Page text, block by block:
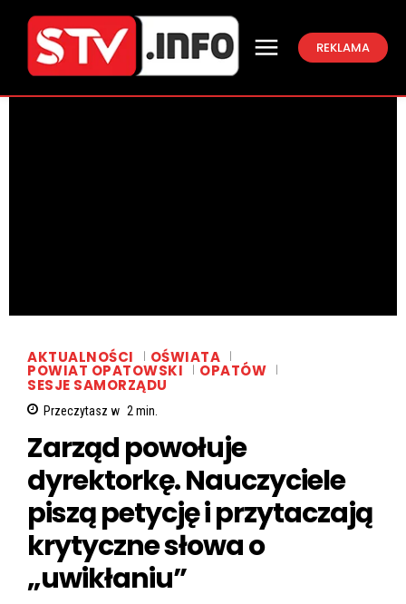
REKLAMA
AKTUALNOŚCI OŚWIATA
POWIAT OPATOWSKI OPATÓW
SESJE SAMORZĄDU
Przeczytasz w 2min.
Zarząd powołuje
dyrektorkę. Nauczyciele
piszą petycję i przytaczają
krytyczne słowa o
„uwikłaniu”